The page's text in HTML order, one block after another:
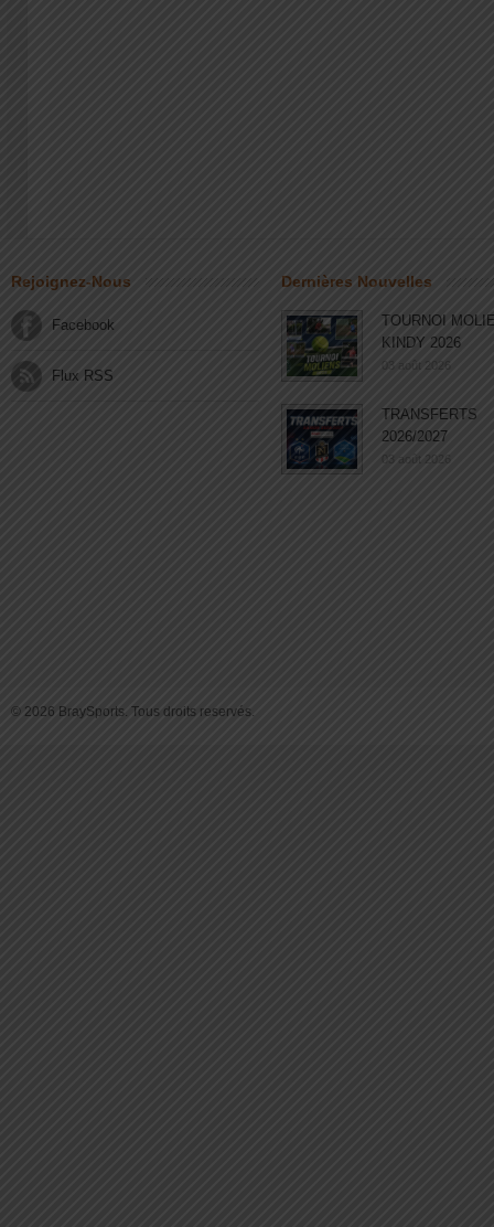
Rejoignez-Nous
Facebook
Flux RSS
Dernières Nouvelles
TOURNOI
KINDY 2026
03 août 2026
TRANSFERTS
2026/2027
03 août 2026
© 2026 BraySports. Tous droits reservés.